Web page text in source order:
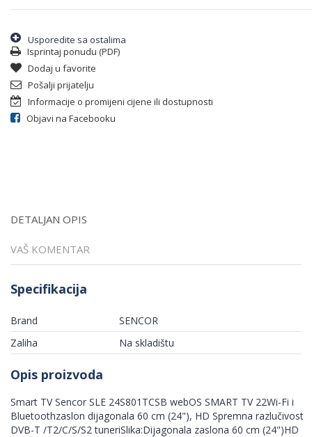
Usporedite sa ostalima
Isprintaj ponudu (PDF)
Dodaj u favorite
Pošalji prijatelju
Informacije o promijeni cijene ili dostupnosti
Objavi na Facebooku
DETALJAN OPIS
VAŠ KOMENTAR
Specifikacija
Brand
SENCOR
Zaliha
Na skladištu
Opis proizvoda
Smart TV Sencor SLE 24S801TCSB webOS SMART TV 22Wi-Fi i
Bluetoothzaslon dijagonala 60 cm (24"), HD Spremna razlučivost
DVB-T /T2/C/S/S2 tuneriSlika:Dijagonala zaslona 60 cm (24")HD